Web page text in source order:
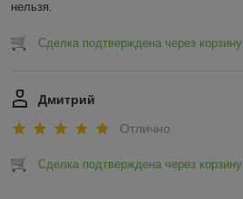
нельзя.
Сделка подтверждена через корзину
Дмитрий
Отлично
Сделка подтверждена через корзину